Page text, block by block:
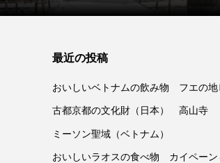
最近の投稿
おいしいベトナムの飲み物 フエの地
古都京都の文化財（日本） 高山寺
ミーソン聖域（ベトナム）
おいしいラオスの食べ物 カイペーン